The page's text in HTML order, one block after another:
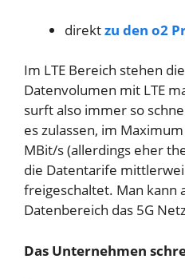
direktzu den o2
Im LTE Bereich stehen
Datenvolumen mit LTE
surft also immer so
es zulassen, im
MBit/s (allerdings eher
die Datentarife
freigeschaltet. Man kann
Datenbereich das 5G
Das Unternehmen